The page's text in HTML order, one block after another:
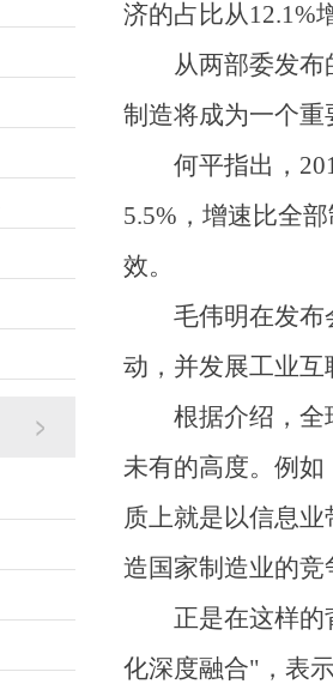
济的占比从12.1%
从两部委发布的
制造将成为一个重
何平指出，
5.5%，增速比全
效。
毛伟明在发布会
动，并发展工业互
根据介绍，全球
未有的高度。例
质上就是以信息
造国家制造业的竞
正是在这样的背
化深度融合"，表